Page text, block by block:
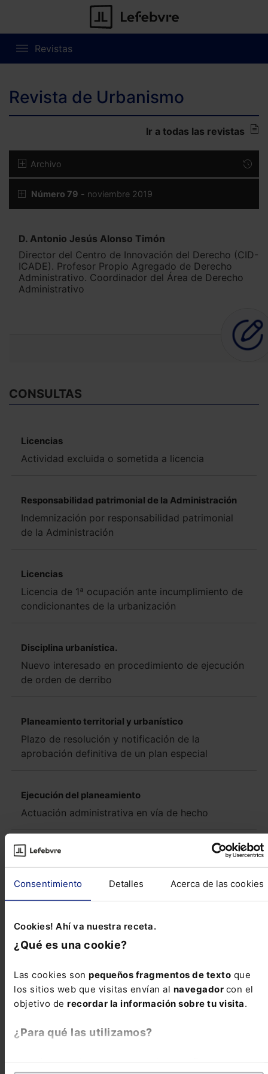
Consentimiento Detalles Acerca de las cookies
Cookies! Ahí va nuestra receta.
¿Qué es una cookie?
Las cookies son pequeños fragmentos de texto que
los sitios web que visitas envían al navegador con el
objetivo de recordar la información sobre tu visita.
¿Para qué las utilizamos?
Revistas
Revista de Urbanismo
Ir a todas las revistas
Archivo
Número 79 - noviembre 2019
D. Antonio Jesús Alonso Timón
Director del Centro de Innovación del Derecho (CID-
ICADE). Profesor Propio Agregado de Derecho
Administrativo. Coordinador del Área de Derecho
Administrativo
CONSULTAS
Licencias
Actividad excluida o sometida a licencia
Responsabilidad patrimonial de la Administración
Indemnización por responsabilidad patrimonial
de la Administración
Licencias
Licencia de 1ª ocupación ante incumplimiento de
condicionantes de la urbanización
Disciplina urbanística.
Nuevo interesado en procedimiento de ejecución
de orden de derribo
Planeamiento territorial y urbanístico
Plazo de resolución y notificación de la
aprobación definitiva de un plan especial
Ejecución del planeamiento
Actuación administrativa en vía de hecho
Novedades Legislativas
NORMATIVA AUTONÓMICA
octubre, sobre normalización de las claves
presentación de los instrumentos de pl...
Reseñas de jurisprudencia
Constitucional